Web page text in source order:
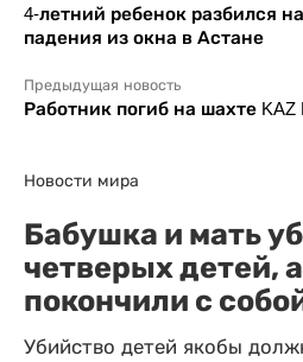
4-летний ребенок разбился
падения из окна в Астане
Предыдущая новость
Работник погиб на шахте KAZ
Новости мира
Бабушка и мать
четверых детей,
покончили с
Убийство детей якобы